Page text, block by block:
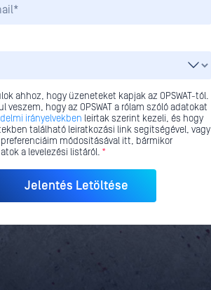
ahhoz, hogy üzeneteket kapjak az OPSWAT-tól.
veszem, hogy az OPSWAT a rólam szóló adatokat
irányelvekben leírtak szerint kezeli, és hogy
található leiratkozási link segítségével, vagy
módosításával itt, bármikor
a levelezési listáról. *